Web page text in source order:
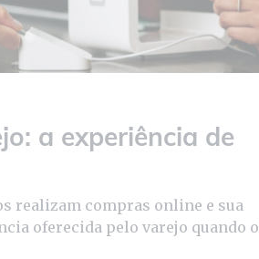
a experiência de
realizam compras online e sua
oferecida pelo varejo quando o